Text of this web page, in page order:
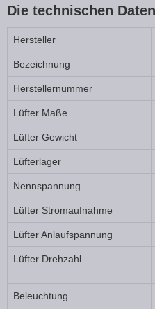
Die technischen
Hersteller
Bezeichnung
Herstellernummer
Lüfter Maße
Lüfter Gewicht
Lüfterlager
Nennspannung
Lüfter Stromaufnahme
Lüfter Anlaufspannung
Lüfter Drehzahl
Beleuchtung